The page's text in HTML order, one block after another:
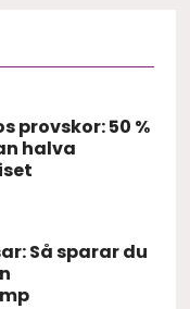
provskor: 50 %
halva
Så sparar du